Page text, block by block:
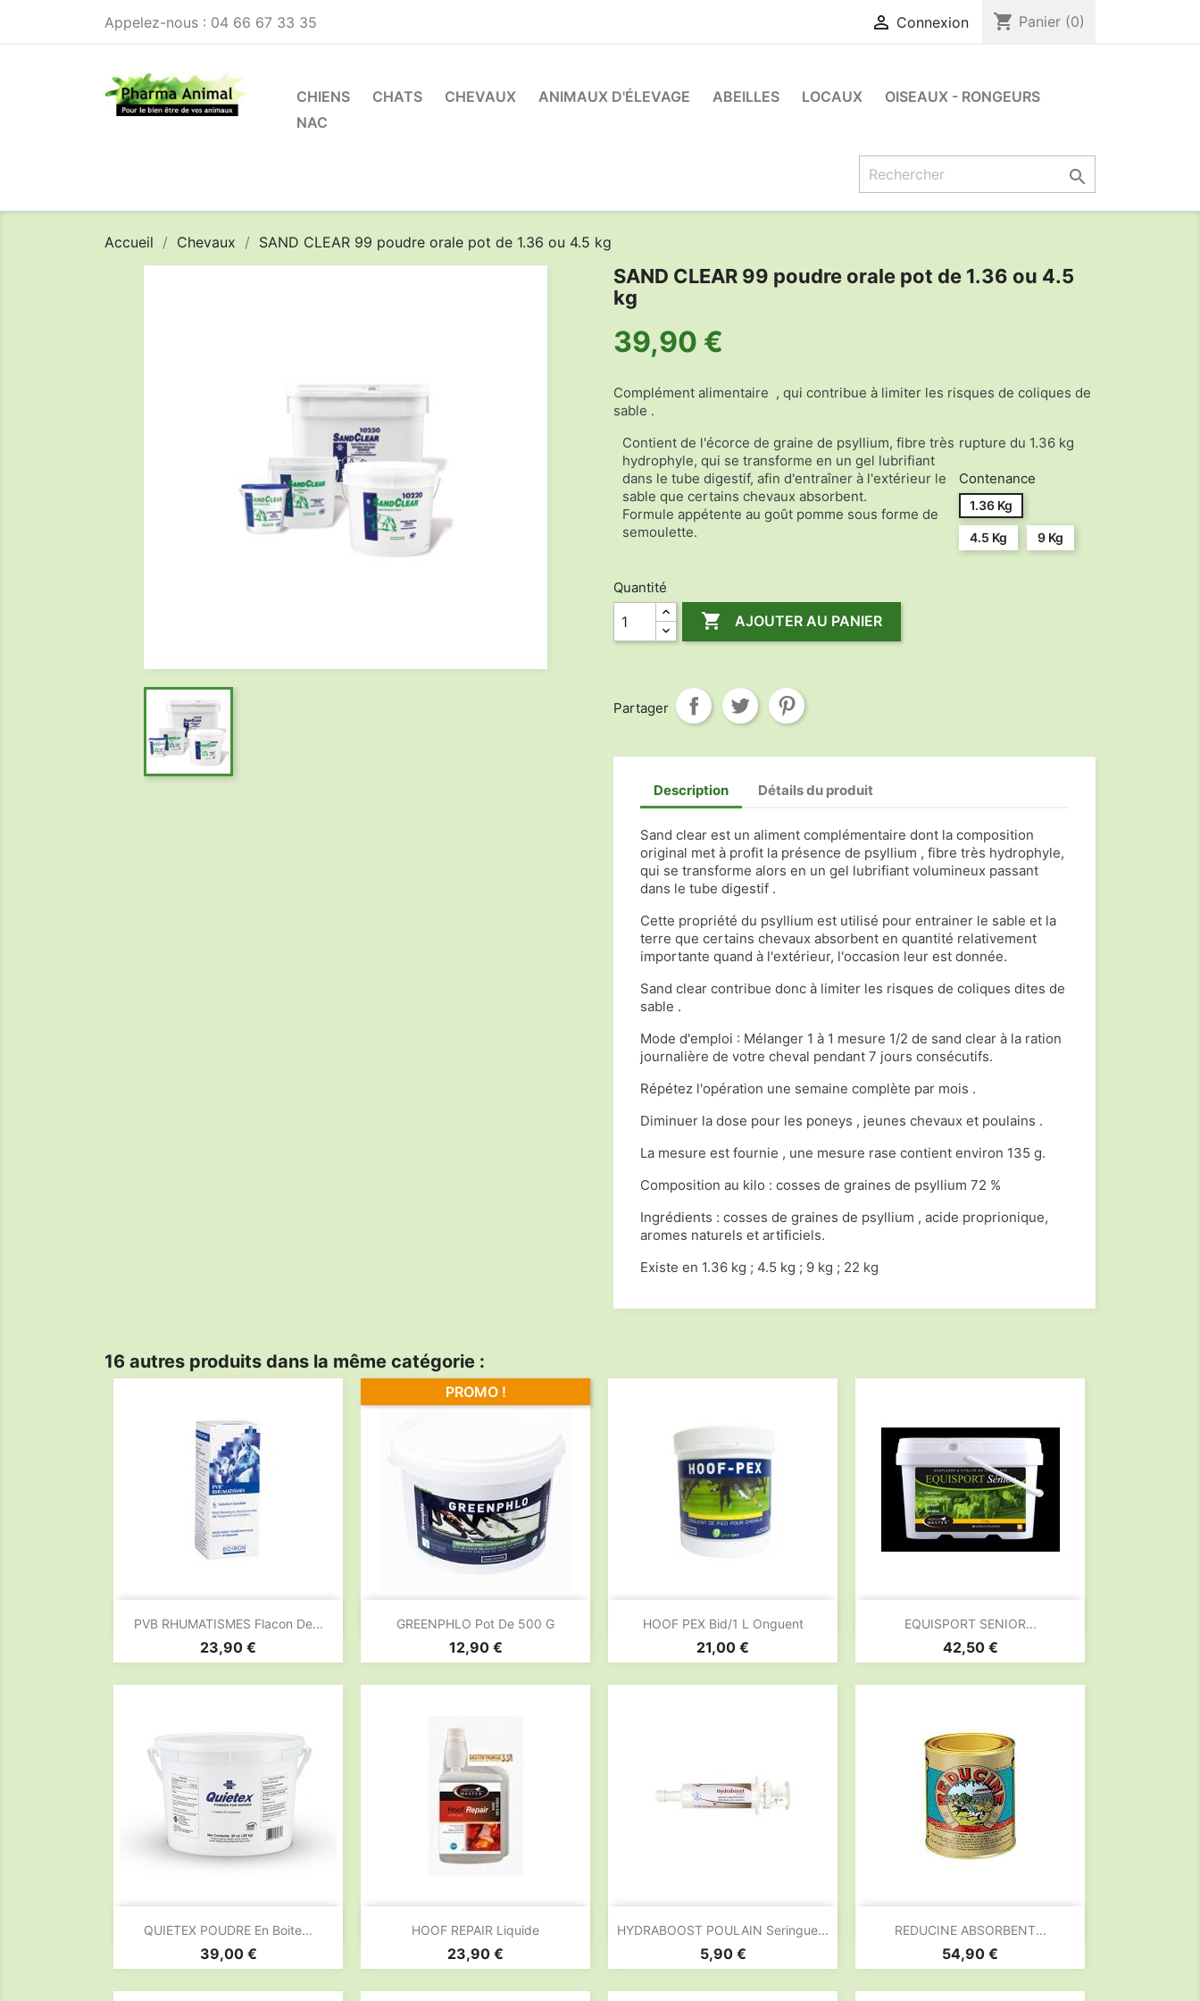
Appelez-nous : 04 66 67 33 35  Connexion shopping_cart Panier (0)
CHIENS CHATS CHEVAUX ANIMAUX D'ÉLEVAGE ABEILLES LOCAUX
OISEAUX - RONGEURS
NAC

Accueil Chevaux SAND CLEAR 99 poudre orale pot de 1.36 ou 4.5 kg
SAND CLEAR 99 poudre orale pot de 1.36 ou 4.5
kg
39,90 €
Complément alimentaire , qui contribue à limiter les risques de coliques de
sable .
Contient de l'écorce de graine de psyllium, fibre très
hydrophyle, qui se transforme en un gel lubrifiant
dans le tube digestif, afin d'entraîner à l'extérieur le
sable que certains chevaux absorbent.
Formule appétente au goût pomme sous forme de
semoulette.
rupture du 1.36 kg
Contenance
1.36 Kg
4.5 Kg 9 Kg
Quantité
 AJOUTER AU PANIER
Partager
Description Détails du produit
Sand clear est un aliment complémentaire dont la composition
original met à profit la présence de psyllium , fibre très hydrophyle,
qui se transforme alors en un gel lubrifiant volumineux passant
dans le tube digestif .
Cette propriété du psyllium est utilisé pour entrainer le sable et la
terre que certains chevaux absorbent en quantité relativement
importante quand à l'extérieur, l'occasion leur est donnée.
Sand clear contribue donc à limiter les risques de coliques dites de
sable .
Mode d'emploi : Mélanger 1 à 1 mesure 1/2 de sand clear à la ration
journalière de votre cheval pendant 7 jours consécutifs.
Répétez l'opération une semaine complète par mois .
Diminuer la dose pour les poneys , jeunes chevaux et poulains .
La mesure est fournie , une mesure rase contient environ 135 g.
Composition au kilo : cosses de graines de psyllium 72 %
Ingrédients : cosses de graines de psyllium , acide proprionique,
aromes naturels et artificiels.
Existe en 1.36 kg ; 4.5 kg ; 9 kg ; 22 kg
16 autres produits dans la même catégorie :
PVB RHUMATISMES Flacon De...
Prix
23,90 €
Aperçu rapide GREENPHLO Pot De 500 G
Prix
12,90 €
PROMO !
Aperçu rapide HOOF PEX Bid/1 L Onguent
Prix
21,00 €
Aperçu rapide EQUISPORT SENIOR...
Prix
42,50 €
Aperçu rapide
QUIETEX POUDRE En Boite...
Prix
39,00 €
Aperçu rapide HOOF REPAIR Liquide
Prix
23,90 €
Aperçu rapide HYDRABOOST POULAIN Seringue...
Prix
5,90 €
Aperçu rapide REDUCINE ABSORBENT...
Prix
54,90 €
Aperçu rapide